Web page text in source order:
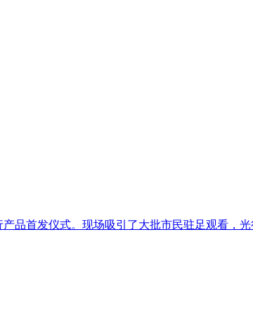
品首发仪式。现场吸引了大批市民驻足观看，